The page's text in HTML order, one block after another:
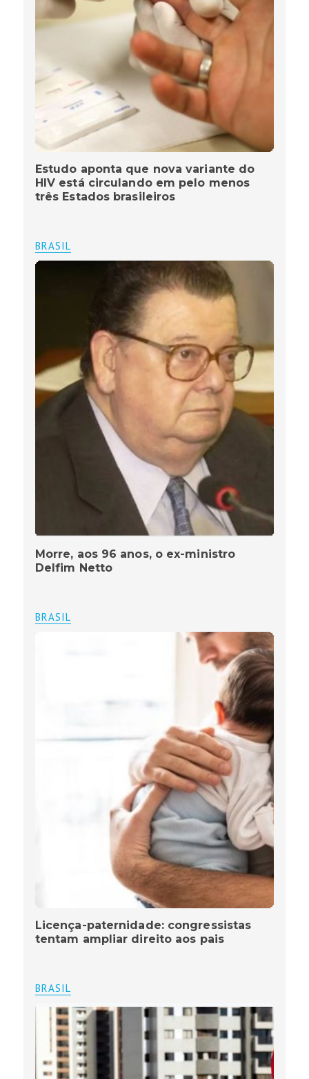
Estudo aponta que nova variante do
HIV está circulando em pelo menos
três Estados brasileiros
BRASIL
Morre, aos 96 anos, o ex-ministro
Delfim Netto
BRASIL
Licença-paternidade: congressistas
tentam ampliar direito aos pais
BRASIL